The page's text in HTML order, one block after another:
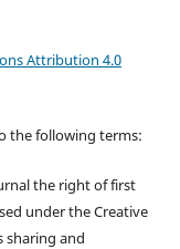
Attribution 4.0
the following terms:
the right of first
under the Creative
sharing and